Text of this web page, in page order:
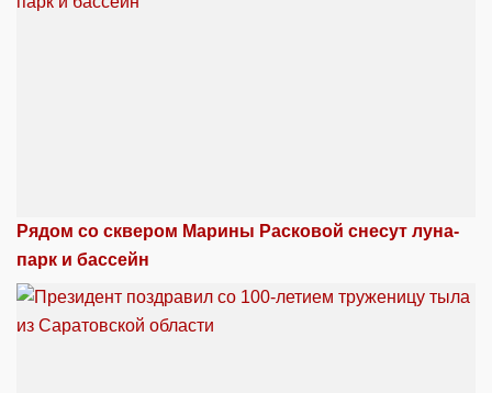
Рядом со сквером Марины Расковой снесут луна-
парк и бассейн